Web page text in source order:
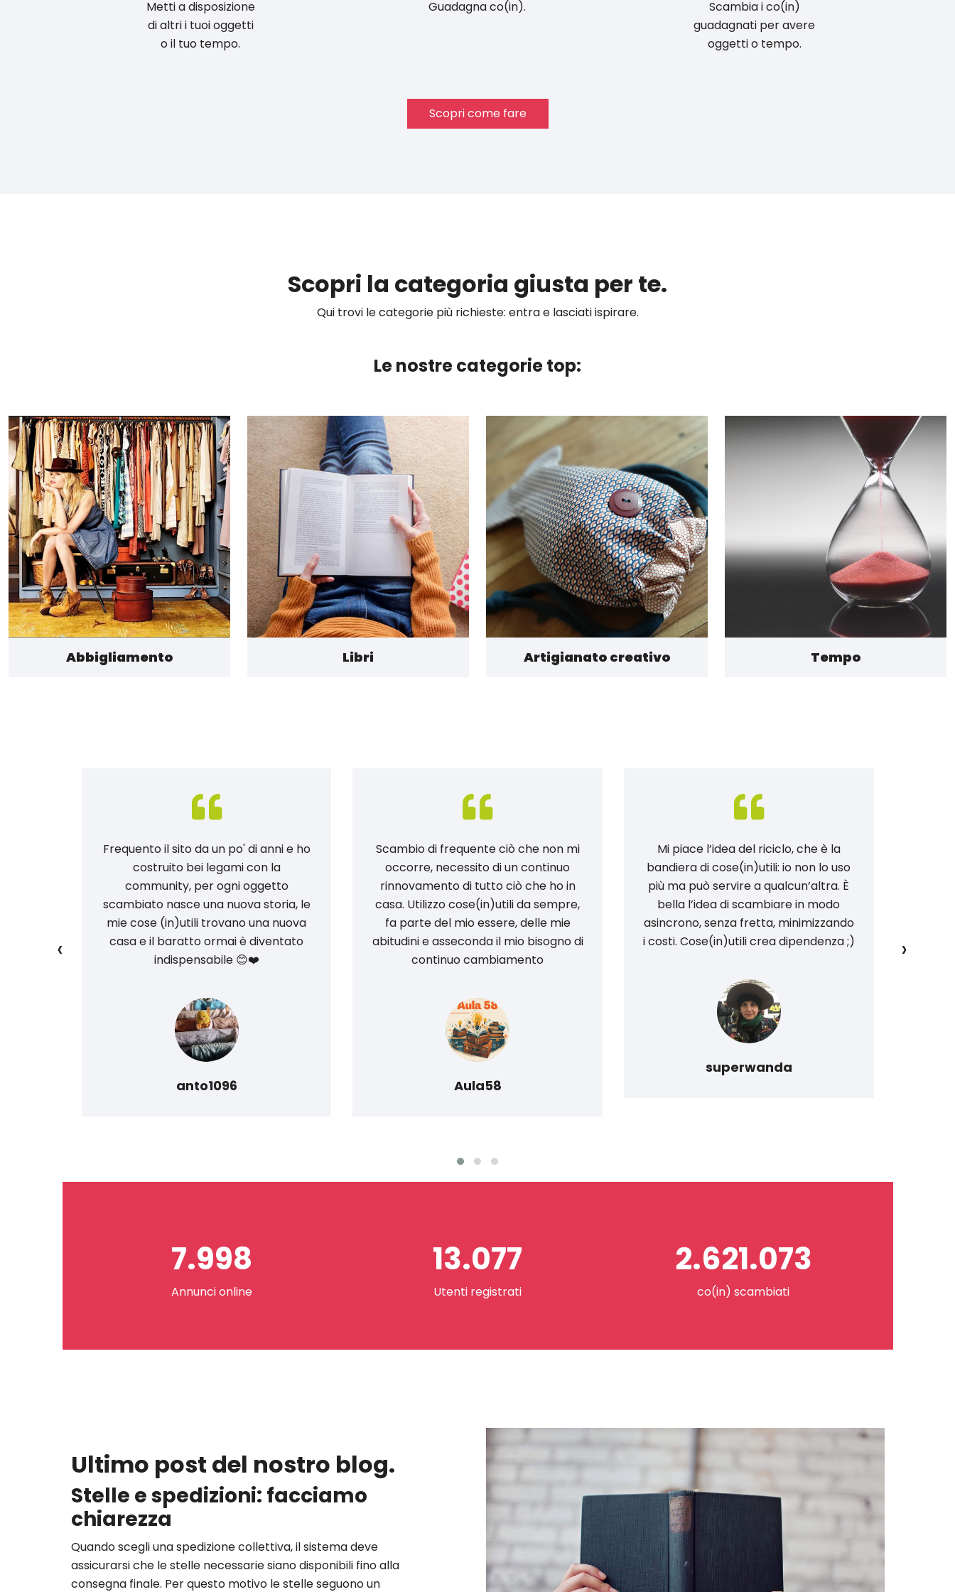
Metti a disposizione
di altri i tuoi oggetti
o il tuo tempo.
Guadagna co(in).
Scambia i co(in)
guadagnati per avere
oggetti o tempo.
Scopri come fare
Scopri la categoria giusta per te.
Qui trovi le categorie più richieste: entra e lasciati ispirare.
Le nostre categorie top:
Abbigliamento Libri Artigianato creativo Tempo
Frequento il sito da un po' di anni e ho
costruito bei legami con la
community, per ogni oggetto
scambiato nasce una nuova storia, le
mie cose (in)utili trovano una nuova
casa e il baratto ormai è diventato
indispensabile 😊❤️
anto1096
Scambio di frequente ciò che non mi
occorre, necessito di un continuo
rinnovamento di tutto ciò che ho in
casa. Utilizzo cose(in)utili da sempre,
fa parte del mio essere, delle mie
abitudini e asseconda il mio bisogno di
continuo cambiamento
Aula58
Mi piace l’idea del riciclo, che è la
bandiera di cose(in)utili: io non lo uso
più ma può servire a qualcun’altra. È
bella l’idea di scambiare in modo
asincrono, senza fretta, minimizzando
i costi. Cose(in)utili crea dipendenza ;)
superwanda
‹ ›
7.998
Annunci online
13.077
Utenti registrati
2.621.073
co(in) scambiati
Ultimo post del nostro blog.
Stelle e spedizioni: facciamo
chiarezza
Quando scegli una spedizione collettiva, il sistema deve
assicurarsi che le stelle necessarie siano disponibili fino alla
consegna finale. Per questo motivo le stelle seguono un